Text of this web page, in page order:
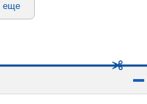
еще